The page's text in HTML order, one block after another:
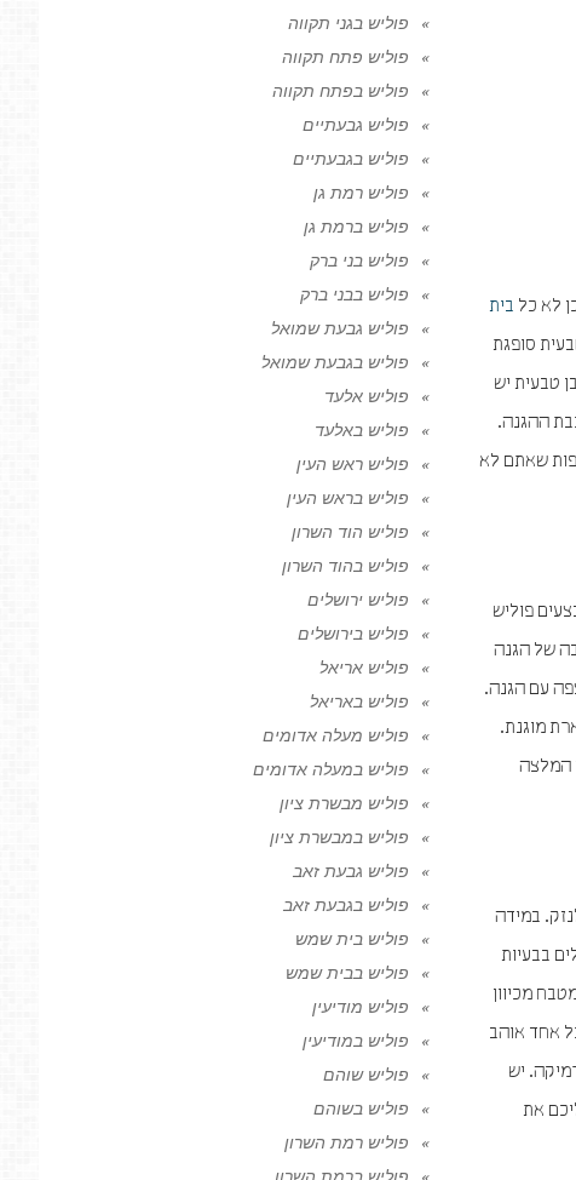
לא כל בית
סופגת
טבעית יש
ההגנה.
שאתם לא
פוליש
של הגנה
עם הגנה.
מוגנת.
המלצה
במידה
בבעיות
מכיוון
אחד אוהב
יש
את
פוליש בגני תקווה
פוליש פתח תקווה
פוליש בפתח תקווה
פוליש גבעתיים
פוליש בגבעתיים
פוליש רמת גן
פוליש ברמת גן
פוליש בני ברק
פוליש בבני ברק
פוליש גבעת שמואל
פוליש בגבעת שמואל
פוליש אלעד
פוליש באלעד
פוליש ראש העין
פוליש בראש העין
פוליש הוד השרון
פוליש בהוד השרון
פוליש ירושלים
פוליש בירושלים
פוליש אריאל
פוליש באריאל
פוליש מעלה אדומים
פוליש במעלה אדומים
פוליש מבשרת ציון
פוליש במבשרת ציון
פוליש גבעת זאב
פוליש בגבעת זאב
פוליש בית שמש
פוליש בבית שמש
פוליש מודיעין
פוליש במודיעין
פוליש שוהם
פוליש בשוהם
פוליש רמת השרון